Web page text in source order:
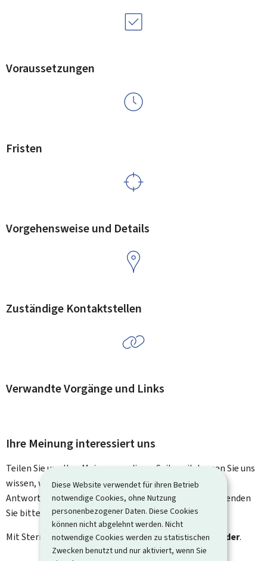
Diese Website verwendet für ihren Betrieb
notwendige Cookies, ohne Nutzung
personenbezogener Daten. Diese Cookies
können nicht abgelehnt werden. Nicht
notwendige Cookies werden zu statistischen
Zwecken benutzt und nur aktiviert, wenn Sie
Voraussetzungen
Fristen
Vorgehensweise und Details
Zuständige Kontaktstellen
Verwandte Vorgänge und Links
Ihre Meinung interessiert uns
Teilen Sie uns Ihre Meinung zu dieser Seite mit. Lassen Sie uns
wissen, was wir verbessern können. Sie erhalten keine
Antwort auf Ihr Feedback. Für spezifische Fragen verwenden
Sie bitte das Kontaktformular.
Mit Stern gekennzeichnete Felder ( * ) sindPflichtfelder.